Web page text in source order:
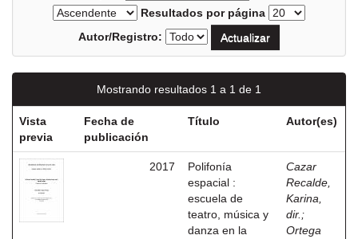
Resultados por página
Autor/Registro:
Mostrando resultados 1 a 1 de 1
Vista
previa
Fecha de
publicación
Título Autor(es)
2017
Polifonía
espacial :
escuela de
teatro, música y
danza en la
Cazar
Recalde,
Karina,
dir. ;
Ortega